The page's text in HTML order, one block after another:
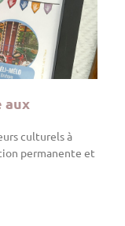
aux
culturels à
permanente et